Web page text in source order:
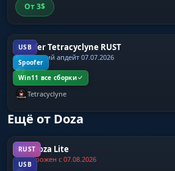
От3$
USB
Spoofer
Win11 все сборки
Spoofer Tetracyclyne RUST
Последний апдейт 07.07.2026
Tetracyclyne
Ещё от Doza
RUST
USB
Чит Doza Lite
Заморожен с 07.08.2026